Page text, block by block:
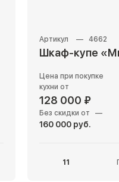
4662
Шкаф-купе
Цена при покупке
кухни от
128 000 ₽
Без скидки от —
160 000 руб.
11